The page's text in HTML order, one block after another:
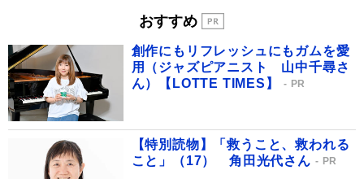
おすすめ
創作にもリフレッシュにもガムを愛
用（ジャズピアニスト 山中千尋さ
ん）【LOTTE TIMES】
PR
【特別読物】「救うこと、救われる
こと」（17） 角田光代さん
PR